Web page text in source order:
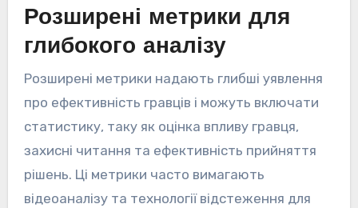
Розширені метрики для
глибокого аналізу
Розширені метрики надають глибші уявлення
про ефективність гравців і можуть включати
статистику, таку як оцінка впливу гравця,
захисні читання та ефективність прийняття
рішень. Ці метрики часто вимагають
відеоаналізу та технології відстеження для